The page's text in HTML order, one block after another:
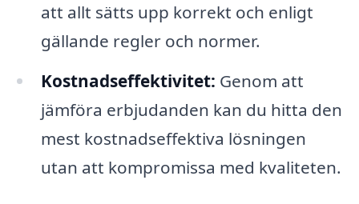
att allt sätts upp korrekt och enligt
gällande regler och normer.
Kostnadseffektivitet: Genom att
jämföra erbjudanden kan du hitta den
mest kostnadseffektiva lösningen
utan att kompromissa med kvaliteten.